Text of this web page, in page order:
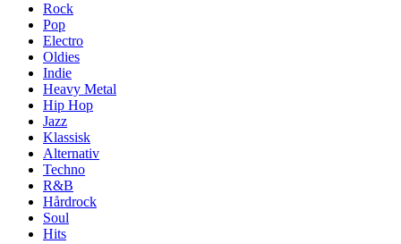
Rock
Pop
Electro
Oldies
Indie
Heavy Metal
Hip Hop
Jazz
Klassisk
Alternativ
Techno
R&B
Hårdrock
Soul
Hits